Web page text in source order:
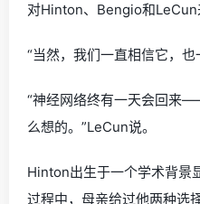
对Hinton、Bengio和LeCun
“当然，我们一直相信它，也
“神经网络终有一天会回来
么想的。”LeCun说。
Hinton出生于一个学术背景
过程中，母亲给过他两种选